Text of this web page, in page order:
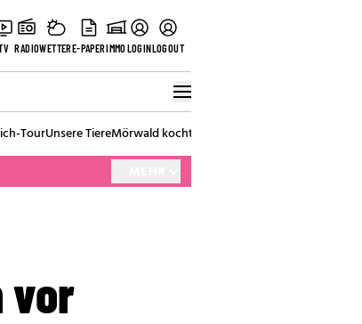
RADIOWETTERE-PAPERIMMOLOGINLOGOUT
TourUnsere TiereMörwald kocht
vor